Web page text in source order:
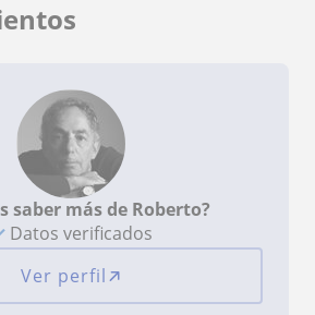
saber más de Roberto?
Datos verificados
Ver perfil